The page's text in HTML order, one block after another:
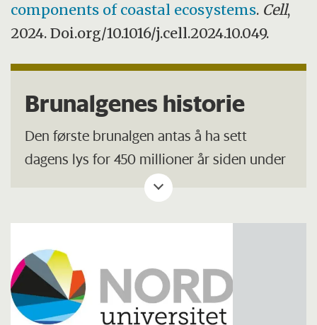
components of coastal ecosystems. Cell,
2024. Doi.org/10.1016/j.cell.2024.10.049.
Brunalgenes historie
Den første brunalgen antas å ha sett
dagens lys for 450 millioner år siden under
en periode som går under navnet GOBE –
Great Ordovician Biodiversification Event.
økning av oksygennivået i atmosfæren. I
havet oppsto det nye planteetende arter.
Det kan ha drevet evolusjonen i retning